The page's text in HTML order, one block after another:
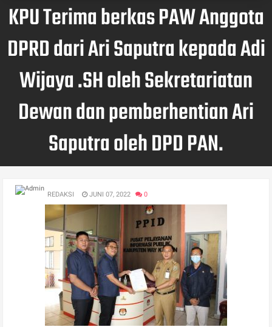
KPU Terima berkas PAW Anggota
DPRD dari Ari Saputra kepada Adi
Wijaya .SH oleh Sekretariatan
Dewan dan pemberhentian Ari
Saputra oleh DPD PAN.
REDAKSI JUNI 07, 2022 0